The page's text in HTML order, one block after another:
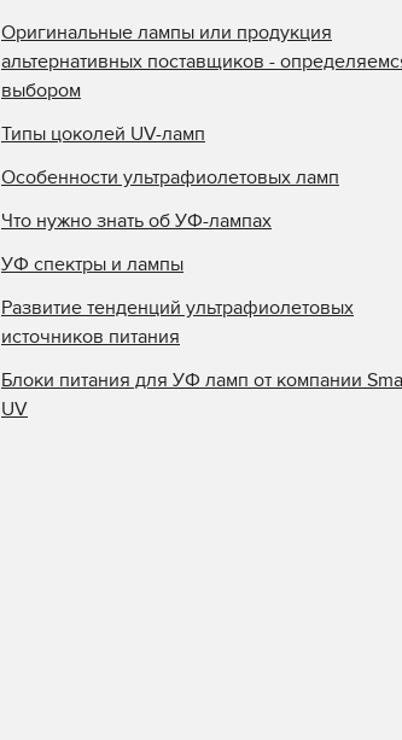
Оригинальные лампы или продукция
альтернативных поставщиков -
выбором
Типы цоколей UV-ламп
Особенности ультрафиолетовых ламп
Что нужно знать об УФ-лампах
УФ спектры и лампы
Развитие тенденций ультрафиолетовых
источников питания
Блоки питания для УФ ламп от компании
UV